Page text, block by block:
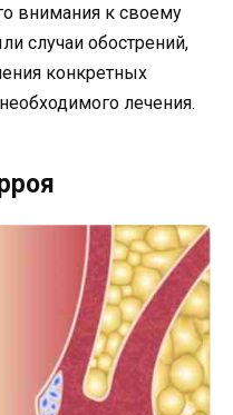
внимания к своему
случаи обострений,
конкретных
лечения.